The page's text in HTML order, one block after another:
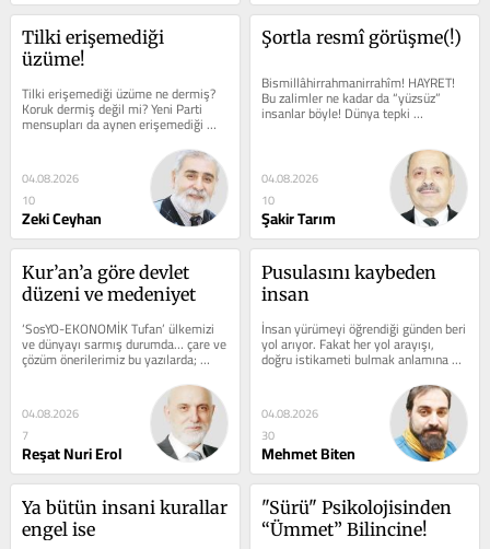
Tilki erişemediği
üzüme!
Tilki erişemediği üzüme ne dermiş?
Koruk dermiş değil mi? Yeni Parti
mensupları da aynen erişemediği
üzüme koruk diyen tilki gibi...
04.08.2026
10
Zeki Ceyhan
Şortla resmî görüşme(!)
Bismillâhirrahmanirrahîm! HAYRET!
Bu zalimler ne kadar da “yüzsüz”
insanlar böyle! Dünya tepki
gösteriyor, kendi ülkelerinde, “Seni...
04.08.2026
10
Şakir Tarım
Kur’an’a göre devlet
düzeni ve medeniyet
‘SosYO-EKONOMİK Tufan’ ülkemizi
ve dünyayı sarmış durumda… çare ve
çözüm önerilerimiz bu yazılarda;
uygulanmayı bekliyor… Önceki...
04.08.2026
7
Reşat Nuri Erol
Pusulasını kaybeden
insan
İnsan yürümeyi öğrendiği günden beri
yol arıyor. Fakat her yol arayışı,
doğru istikameti bulmak anlamına
gelmiyor. Çünkü yol,...
04.08.2026
30
Mehmet Biten
Ya bütün insani kurallar
engel ise
"Sürü" Psikolojisinden
“Ümmet” Bilincine!